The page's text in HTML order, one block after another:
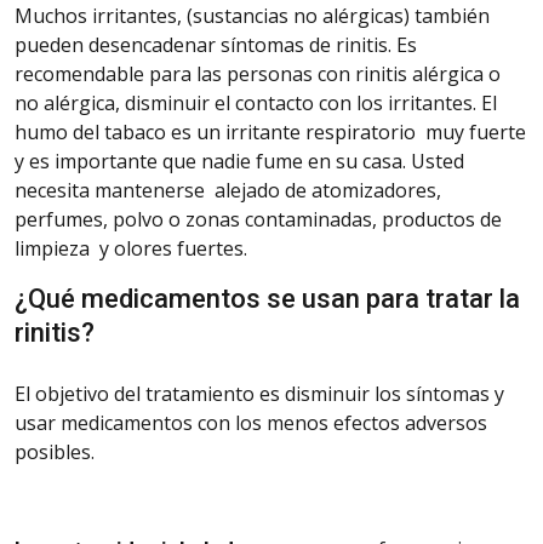
Muchos irritantes, (sustancias no alérgicas) también
pueden desencadenarsíntomas de rinitis. Es
recomendable para las personas con rinitis alérgica o
no alérgica, disminuirel contacto con los irritantes. El
humo del tabaco es un irritante respiratorio muyfuerte
y es importante que nadie fume en su casa. Usted
necesita mantenerse alejado de atomizadores,
perfumes, polvo o zonas contaminadas, productos de
limpieza y olores fuertes.
¿Qué medicamentos se usan para tratar la
rinitis?
El objetivo del tratamiento es disminuir los síntomas y
usar medicamentos con los menos efectos adversos
posibles.